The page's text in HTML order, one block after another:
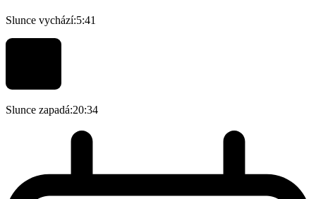
Slunce vychází:5:41
Slunce zapadá:20:34